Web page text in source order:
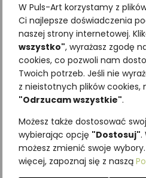
W Puls-Art korzystamy z
Ci najlepsze doświadczenia
naszej strony internetowej.
wszystko", wyrażasz zgodę
cookies, co pozwoli nam
Twoich potrzeb. Jeśli nie
z nieistotnych plików cookies,
"Odrzucam wszystkie".
Możesz także dostosować
wybierając opcję "Dostosuj".
możesz zmienić swoje
więcej, zapoznaj się z naszą
SKU:
Podobne produkty